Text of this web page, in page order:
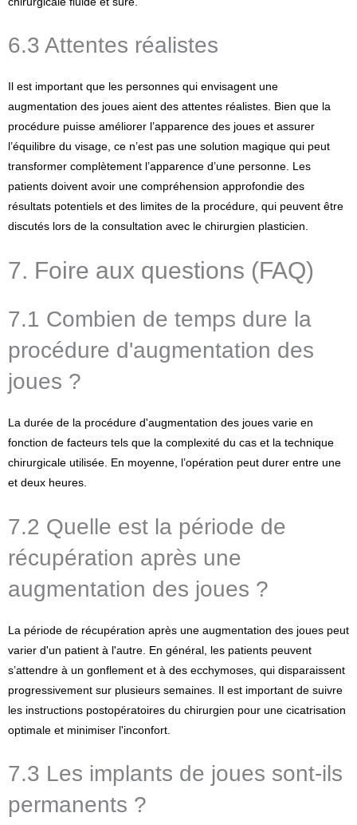
6.3 Attentes réalistes
Il est important que les personnes qui envisagent une
augmentation des joues aient des attentes réalistes. Bien que la
procédure puisse améliorer l’apparence des joues et assurer
l’équilibre du visage, ce n’est pas une solution magique qui peut
transformer complètement l’apparence d’une personne. Les
patients doivent avoir une compréhension approfondie des
résultats potentiels et des limites de la procédure, qui peuvent être
discutés lors de la consultation avec le chirurgien plasticien.
7. Foire aux questions (FAQ)
7.1 Combien de temps dure la
procédure d'augmentation des
joues ?
La durée de la procédure d'augmentation des joues varie en
fonction de facteurs tels que la complexité du cas et la technique
chirurgicale utilisée. En moyenne, l’opération peut durer entre une
et deux heures.
7.2 Quelle est la période de
récupération après une
augmentation des joues ?
La période de récupération après une augmentation des joues peut
varier d'un patient à l'autre. En général, les patients peuvent
s’attendre à un gonflement et à des ecchymoses, qui disparaissent
progressivement sur plusieurs semaines. Il est important de suivre
les instructions postopératoires du chirurgien pour une cicatrisation
optimale et minimiser l'inconfort.
7.3 Les implants de joues sont-ils
permanents ?